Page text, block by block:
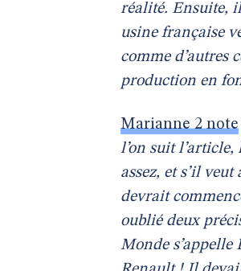
réalité. Ensuite, il
usine française
comme d’autres
production en
Marianne 2 note
l’on suit l’article,
assez, et s’il
devrait
oublié deux
Monde